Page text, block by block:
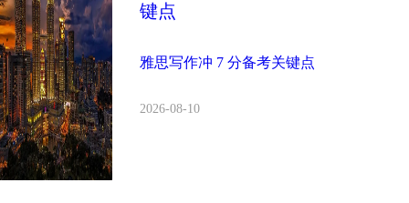
键点
雅思写作冲 7 分备考关键点
2026-08-10